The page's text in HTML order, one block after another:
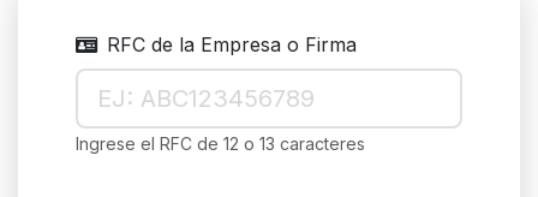
RFC de la Empresa o Firma
Ingrese el RFC de 12 o 13 caracteres